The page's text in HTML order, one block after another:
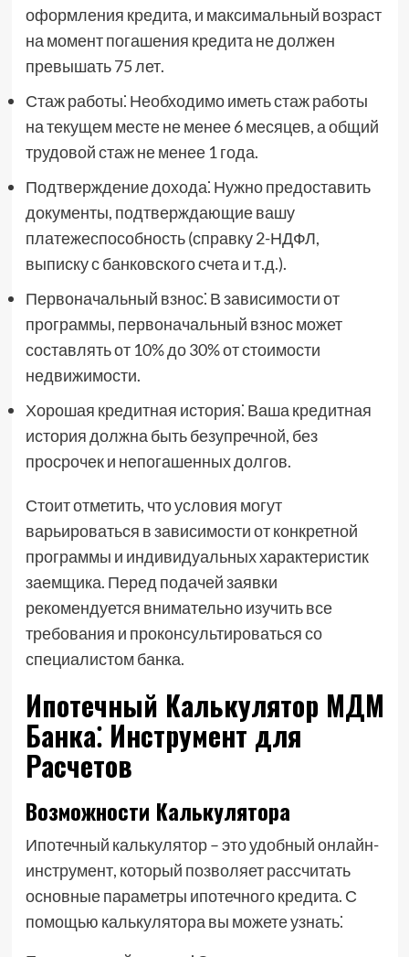
оформления кредита, и максимальный возраст
на момент погашения кредита не должен
превышать 75 лет.
Стаж работы⁚ Необходимо иметь стаж работы
на текущем месте не менее 6 месяцев, а общий
трудовой стаж не менее 1 года.
Подтверждение дохода⁚ Нужно предоставить
документы, подтверждающие вашу
платежеспособность (справку 2-НДФЛ,
выписку с банковского счета и т.д.).
Первоначальный взнос⁚ В зависимости от
программы, первоначальный взнос может
составлять от 10% до 30% от стоимости
недвижимости.
Хорошая кредитная история⁚ Ваша кредитная
история должна быть безупречной, без
просрочек и непогашенных долгов.
Стоит отметить, что условия могут
варьироваться в зависимости от конкретной
программы и индивидуальных характеристик
заемщика. Перед подачей заявки
рекомендуется внимательно изучить все
требования и проконсультироваться со
специалистом банка.
Ипотечный Калькулятор МДМ
Банка⁚ Инструмент для
Расчетов
Возможности Калькулятора
Ипотечный калькулятор – это удобный онлайн-
инструмент, который позволяет рассчитать
основные параметры ипотечного кредита. С
помощью калькулятора вы можете узнать⁚